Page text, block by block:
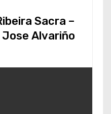
Sacra –
Alvariño